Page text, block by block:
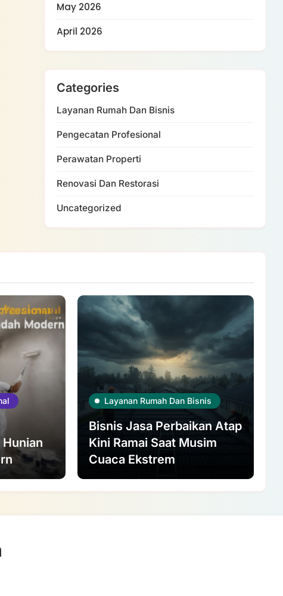
May 2026
April 2026
Categories
Layanan Rumah Dan Bisnis
Pengecatan Profesional
Perawatan Properti
Renovasi Dan Restorasi
Uncategorized
Layanan Rumah Dan Bisnis
Bisnis Jasa Perbaikan Atap
Kini Ramai Saat Musim
Cuaca Ekstrem